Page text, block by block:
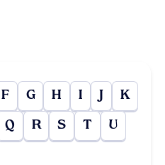
F G H I J K
Q R S T U